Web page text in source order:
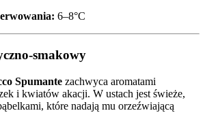
6–8°C
smakowy
Spumante zachwyca aromatami
i kwiatów akacji. W ustach jest świeże,
które nadają mu orzeźwiającą